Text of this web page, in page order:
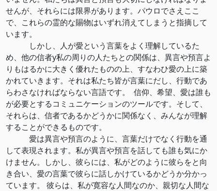
せんが、それらには限界があります。パウロでさえここ
で、これらの霊的な賜物はいずれ消えてしまうと指摘して
います。
しかし、人が愛という言葉をよく理解しているた
め、他の信者y私の周りの人たちとの関係は、異言や預言よ
りもはるかに大きく優れたものの上、すなわひ愛の上に築
かれていきます。それは私たち皆が言葉にだし、行動であ
らわさなければならない言語です。 信仰、希望、愛は誰も
が必要とするコミュニケーションのツールです。そして、
それらは、信者であるかどうかに関係なく、みんなが理解
することができるものです。
愛は異言や預言のように、言葉だけでなく行動を通
して表現されます。私が異言や預言を話しても誰も気にか
けません。しかし、彼らには、私がどのように彼らをと向
き合い、愛の言葉で彼らに話しかけているかどうか分かっ
ています。 彼らは、私が寛容な人間なのか、親切な人間な